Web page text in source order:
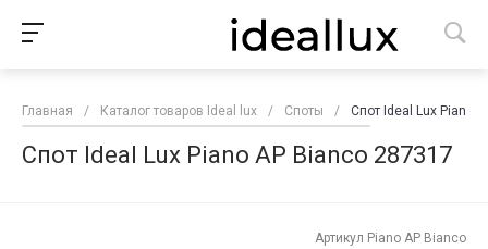
Главная / Каталог товаров Ideal lux / Споты / Спот Ideal Lux Piano
Спот Ideal Lux Piano AP Bianco 287317
Артикул Piano AP Bianco